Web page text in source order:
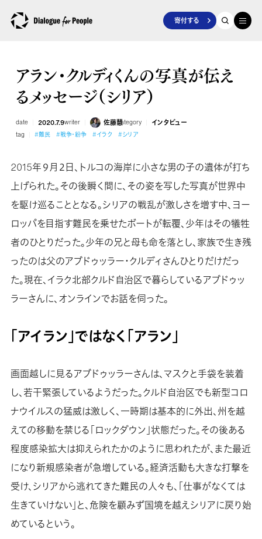
寄付する
アラン・クルディくんの写真が伝え
るメッセージ（シリア）
date 2020.7.9writer 佐藤慧category インタビュー
tag #難民 #戦争・紛争 #イラク #シリア
2015年９月２日、トルコの海岸に小さな男の子の遺体が打ち
上げられた。その後瞬く間に、その姿を写した写真が世界中
を駆け巡ることとなる。シリアの戦乱が激しさを増す中、ヨー
ロッパを目指す難民を乗せたボートが転覆、少年はその犠牲
者のひとりだった。少年の兄と母も命を落とし、家族で生き残
ったのは父のアブドゥッラー・クルディさんひとりだけだっ
た。現在、イラク北部クルド自治区で暮らしているアブドゥッ
ラーさんに、オンラインでお話を伺った。
「アイラン」ではなく「アラン」
画面越しに見るアブドゥッラーさんは、マスクと手袋を装着
し、若干緊張しているようだった。クルド自治区でも新型コロ
ナウイルスの猛威は激しく、一時期は基本的に外出、州を越
えての移動を禁じる「ロックダウン」状態だった。その後ある
程度感染拡大は抑えられたかのように思われたが、また最近
になり新規感染者が急増している。経済活動も大きな打撃を
受け、シリアから逃れてきた難民の人々も、「仕事がなくては
生きていけない」と、危険を顧みず国境を越えシリアに戻り始
めているという。